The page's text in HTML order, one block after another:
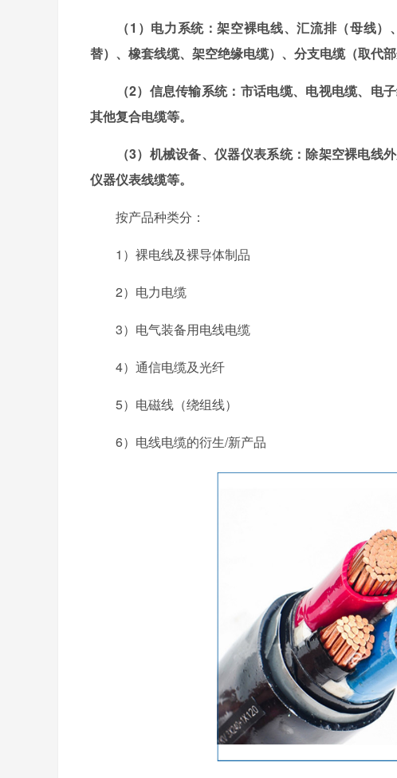
（1）电力系统：架空裸电线、汇流排（母线
替）、橡套线缆、架空绝缘电缆）、分支电缆（取代
（2）信息传输系统：市话电缆、电视电缆、
其他复合电缆等。
（3）机械设备、仪器仪表系统：除架空裸电线
仪器仪表线缆等。
按产品种类分：
1）裸电线及裸导体制品
2）电力电缆
3）电气装备用电线电缆
4）通信电缆及光纤
5）电磁线（绕组线）
6）电线电缆的衍生/新产品